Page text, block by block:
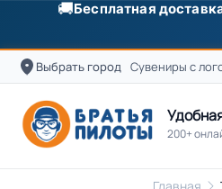
✨Скидка250 ₽на
Выбрать город Сувениры с
200+